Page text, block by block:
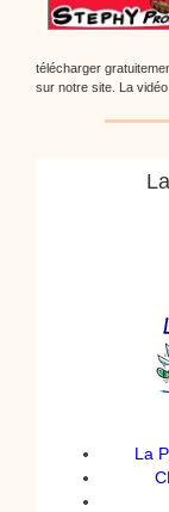
télécharger
sur notre site. La
La